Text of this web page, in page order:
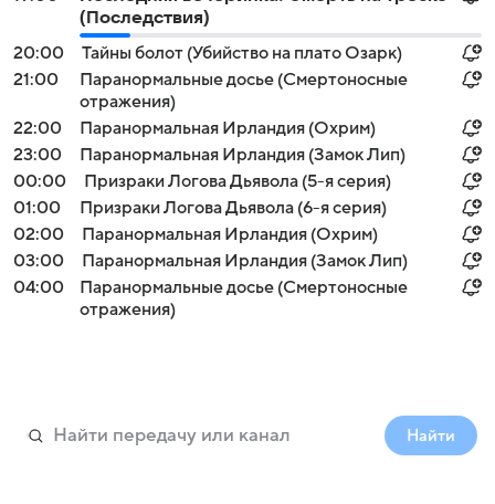
(Последствия)
20:00
Тайны болот (Убийство на плато Озарк)
21:00
Паранормальные досье (Смертоносные
отражения)
22:00
Паранормальная Ирландия (Охрим)
23:00
Паранормальная Ирландия (Замок Лип)
00:00
Призраки Логова Дьявола (5-я серия)
01:00
Призраки Логова Дьявола (6-я серия)
02:00
Паранормальная Ирландия (Охрим)
03:00
Паранормальная Ирландия (Замок Лип)
04:00
Паранормальные досье (Смертоносные
отражения)
Найти